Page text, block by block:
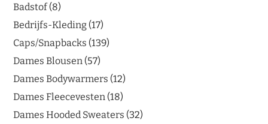
Badstof 8
Bedrijfs-Kleding 17
Caps/Snapbacks 139
Dames Blousen 57
Dames Bodywarmers 12
Dames Fleecevesten 18
Dames Hooded Sweaters 32